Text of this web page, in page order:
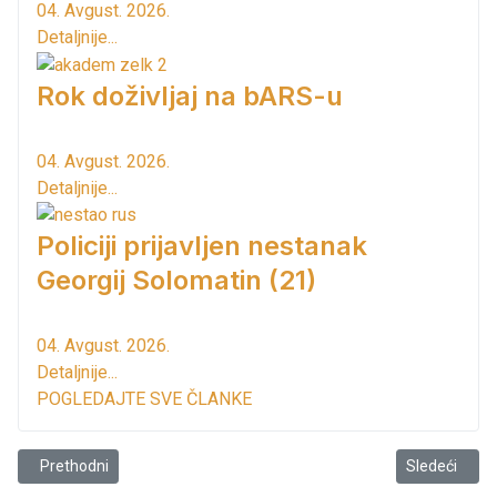
04. Avgust. 2026.
Detaljnije...
Rok doživljaj na bARS-u
04. Avgust. 2026.
Detaljnije...
Policiji prijavljen nestanak
Georgij Solomatin (21)
04. Avgust. 2026.
Detaljnije...
POGLEDAJTE SVE ČLANKE
Prethodni članak: Od danas skuplje gorivo
Prethodni Sledeći
Sledeći